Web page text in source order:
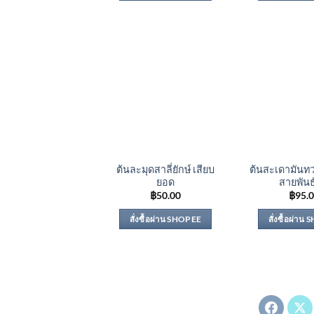
ต้นละมุดสาลี่ยักษ์ เสียบ
ยอด
฿50.00
สั่งซื้อผ่าน SHOPEE
ต้นสะเดามันท
สายพัน
฿
สั่งซื้อผ่าน